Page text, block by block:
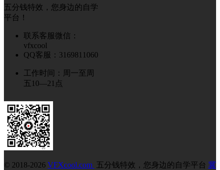
五分钱特效，您身边的自学
平台！
联系客服微信：
vfxcool
QQ客服：3169811060
工作时间：周一至周
五10—21点
© 2018-2026 VFXcool.com 五分钱特效，您身边的自学平台 冀